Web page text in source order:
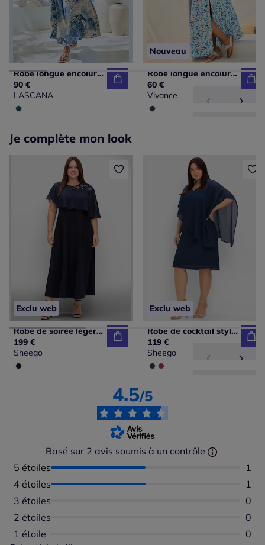
Robe longue encolure ronde avec taille élastiquée et imprimé unique
90 €
LASCANA
Nouveau
Robe longue encolure droite
60 €
Vivance
Je complète mon look
Exclu web
Robe de soirée légèrement cintré
199 €
Sheego
Exclu web
Robe de cocktail style cape
119 €
Sheego
4.5/5
Basé sur 2 avis soumis à un contrôle
5 étoiles
1
4 étoiles
1
3 étoiles
0
2 étoiles
0
1 étoile
0